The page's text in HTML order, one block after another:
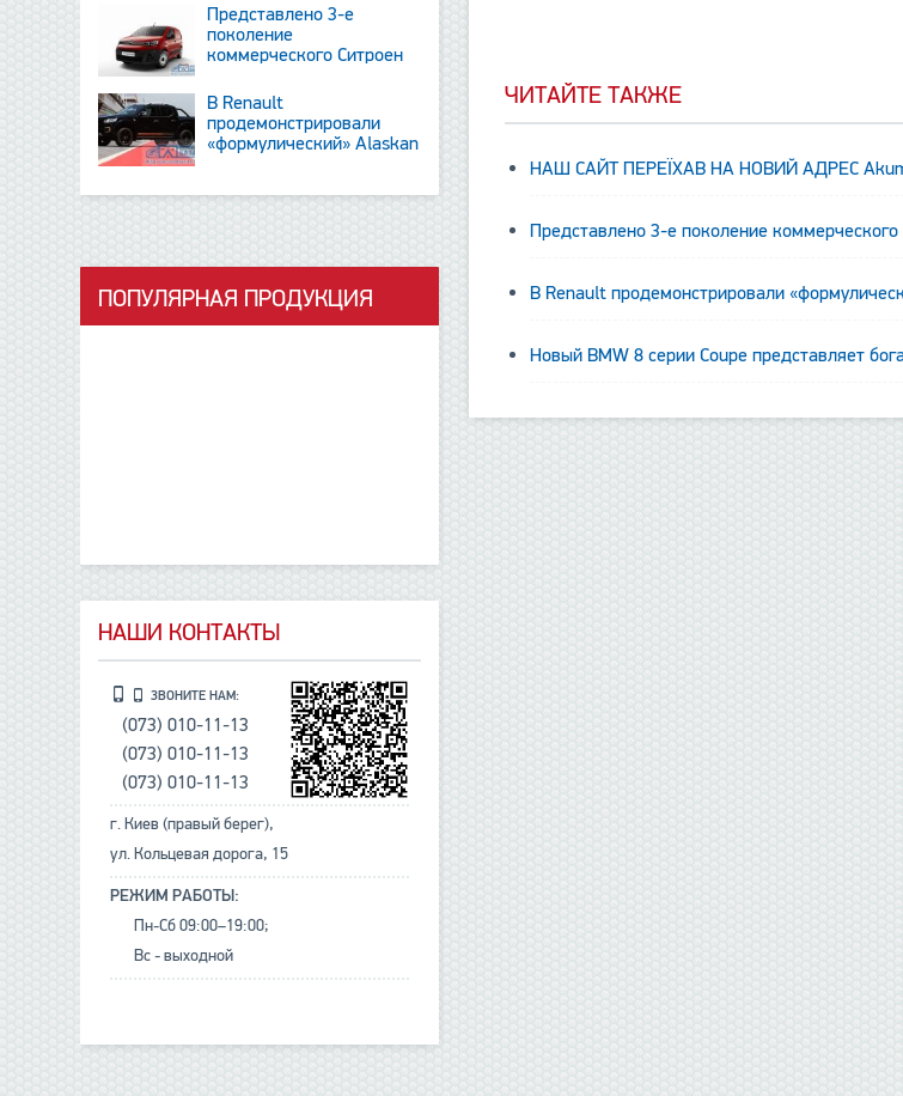
ЧИТАЙТЕ ТАКЖЕ
НАШ САЙТ ПЕРЕЇХАВ НА НОВИЙ АДРЕС
Представлено 3-е поколение
В Renault продемонстрировали
Новый BMW 8 серии Coupe представляет
Представлено 3-е
поколение
коммерческого Ситроен
В Renault
продемонстрировали
«формулический» Alaskan
ПОПУЛЯРНАЯ ПРОДУКЦИЯ
НАШИ КОНТАКТЫ
ЗВОНИТЕ НАМ:
(073) 010-11-13
(073) 010-11-13
(073) 010-11-13
г. Киев (правый берег),
ул. Кольцевая дорога, 15
РЕЖИМ РАБОТЫ:
Пн-Сб 09:00–19:00;
Вс - выходной